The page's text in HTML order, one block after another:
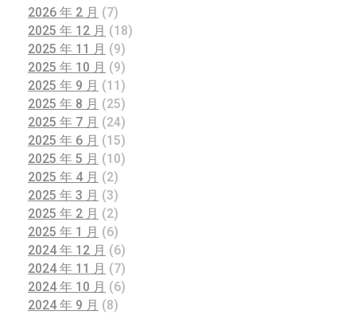
2026 年 2 月 (7)
2025 年 12 月 (18)
2025 年 11 月 (9)
2025 年 10 月 (9)
2025 年 9 月 (11)
2025 年 8 月 (25)
2025 年 7 月 (24)
2025 年 6 月 (15)
2025 年 5 月 (10)
2025 年 4 月 (2)
2025 年 3 月 (3)
2025 年 2 月 (2)
2025 年 1 月 (6)
2024 年 12 月 (6)
2024 年 11 月 (7)
2024 年 10 月 (6)
2024 年 9 月 (8)